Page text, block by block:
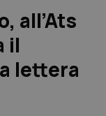
all’Ats
il
lettera